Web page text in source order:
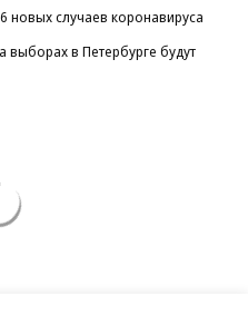
новых случаев коронавируса
в Петербурге будут